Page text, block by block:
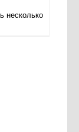
несколько